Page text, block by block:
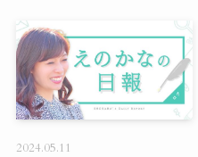
2024.05.11